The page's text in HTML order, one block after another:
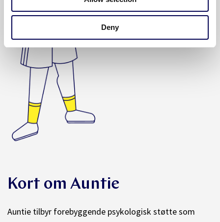
Deny
Kort om Auntie
Auntie tilbyr forebyggende psykologisk støtte som